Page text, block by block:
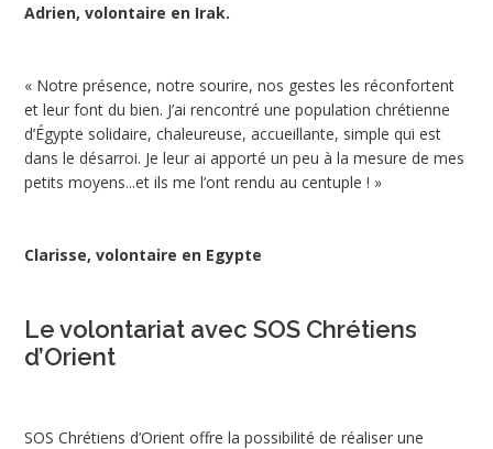
Adrien, volontaire en Irak.
« Notre présence, notre sourire, nos gestes les réconfortent
et leur font du bien. J’ai rencontré une population chrétienne
d’Égypte solidaire, chaleureuse, accueillante, simple qui est
dans le désarroi. Je leur ai apporté un peu à la mesure de mes
petits moyens...et ils me l’ont rendu au centuple ! »
Clarisse, volontaire en Egypte
Le volontariat avec SOS Chrétiens
d’Orient
SOS Chrétiens d’Orient offre la possibilité de réaliser une